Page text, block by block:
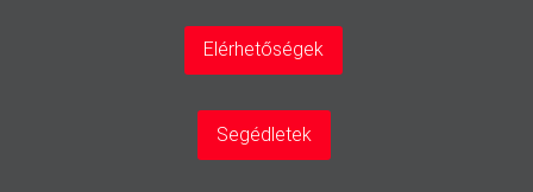
Elérhetőségek
Segédletek